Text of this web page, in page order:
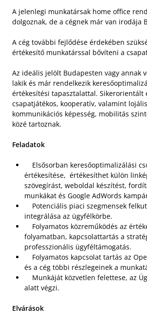
A jelenlegi munkatársak home office
dolgoznak, de a cégnek már van irodája
A cég további fejlődése érdekében
értékesítő munkatárssal bővíteni a
Az ideális jelölt Budapesten vagy annak
lakik és már rendelkezik
értékesítési tapasztalattal. Sikerorientált
csapatjátékos, kooperatív, valamint
kommunikációs képesség, mobilitás
közé tartoznak.
Feladatok
Elsősorban keresőoptimalizálási
értékesítése, értékesíthet külön
szövegírást, weboldal készítést,
munkákat és Google AdWords
Potenciális piaci szegmensek
integrálása az ügyfélkörbe.
Folyamatos közreműködés az
folyamatban, kapcsolattartás a
professzionális ügyféltámogatás.
Folyamatos kapcsolat tartás az
és a cég többi részlegeinek a
Munkáját közvetlen felettese, az
alatt végzi.
Elvárások